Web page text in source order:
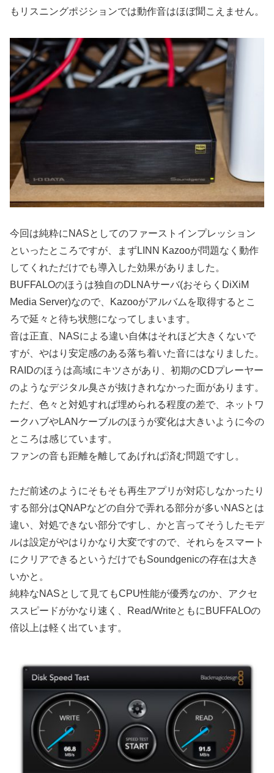
もリスニングポジションでは動作音はほぼ聞こえません。
今回は純粋にNASとしてのファーストインプレッション
といったところですが、まずLINN Kazooが問題なく動作
してくれただけでも導入した効果がありました。
BUFFALOのほうは独自のDLNAサーバ(おそらくDiXiM
Media Server)なので、Kazooがアルバムを取得するとこ
ろで延々と待ち状態になってしまいます。
音は正直、NASによる違い自体はそれほど大きくないで
すが、やはり安定感のある落ち着いた音にはなりました。
RAIDのほうは高域にキツさがあり、初期のCDプレーヤー
のようなデジタル臭さが抜けきれなかった面があります。
ただ、色々と対処すれば埋められる程度の差で、ネットワ
ークハブやLANケーブルのほうが変化は大きいように今の
ところは感じています。
ファンの音も距離を離してあげれば済む問題ですし。
ただ前述のようにそもそも再生アプリが対応しなかったり
する部分はQNAPなどの自分で弄れる部分が多いNASとは
違い、対処できない部分ですし、かと言ってそうしたモデ
ルは設定がやはりかなり大変ですので、それらをスマート
にクリアできるというだけでもSoundgenicの存在は大き
いかと。
純粋なNASとして見てもCPU性能が優秀なのか、アクセ
ススピードがかなり速く、Read/WriteともにBUFFALOの
倍以上は軽く出ています。